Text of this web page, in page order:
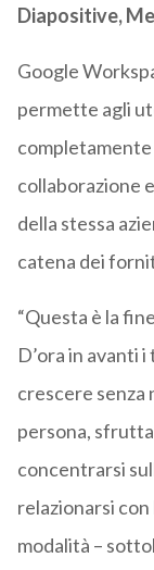
Diapositive,
Google
permette agli
collaborazione
della stessa
catena dei
“Questa è la
D’ora in avanti
crescere senza
persona,
concentrarsi
relazionarsi
modalità –